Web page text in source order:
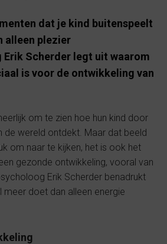
dat je kind buitenspeelt
alleen plezier
Erik Scherder legt uit waarom
is voor de ontwikkeling van
om te zien hoe hun kind door
de wereld ontdekt. Maar dat beeld
om naar te kijken, het is ook het
gezonde ontwikkeling, vooral van
Erik Scherder benadrukt
meer doet dan alleen energie